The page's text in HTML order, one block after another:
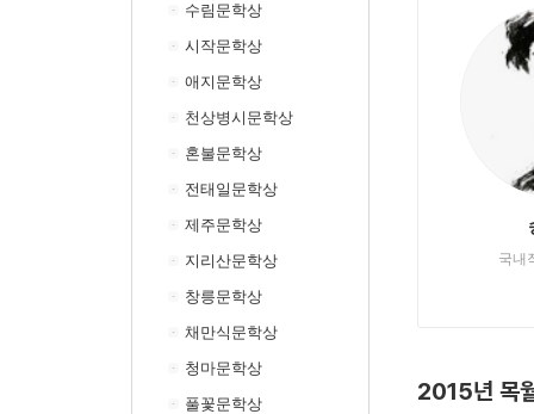
수림문학상
시작문학상
애지문학상
천상병시문학상
혼불문학상
전태일문학상
제주문학상
지리산문학상
창릉문학상
채만식문학상
청마문학상
풀꽃문학상
국내
2015년 목